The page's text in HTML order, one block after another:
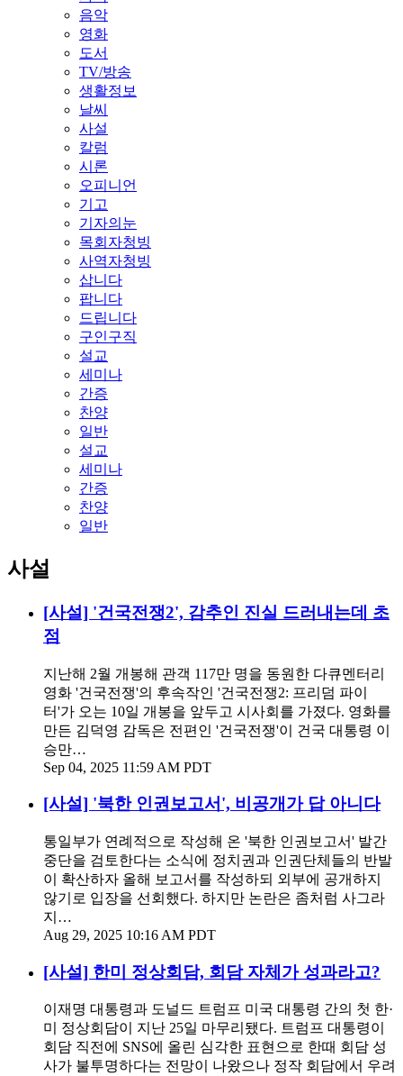
음악
영화
도서
TV/방송
생활정보
날씨
사설
칼럼
시론
오피니언
기고
기자의눈
목회자청빙
사역자청빙
삽니다
팝니다
드립니다
구인구직
설교
세미나
간증
찬양
일반
설교
세미나
간증
찬양
일반
사설
[사설] '건국전쟁2', 감추인 진실 드러내는데 초
점
지난해 2월 개봉해 관객 117만 명을 동원한 다큐멘터리
영화 '건국전쟁'의 후속작인 '건국전쟁2: 프리덤 파이
터'가 오는 10일 개봉을 앞두고 시사회를 가졌다. 영화를
만든 김덕영 감독은 전편인 '건국전쟁'이 건국 대통령 이
승만…
Sep 04, 2025 11:59 AM PDT
[사설] '북한 인권보고서', 비공개가 답 아니다
통일부가 연례적으로 작성해 온 '북한 인권보고서' 발간
중단을 검토한다는 소식에 정치권과 인권단체들의 반발
이 확산하자 올해 보고서를 작성하되 외부에 공개하지
않기로 입장을 선회했다. 하지만 논란은 좀처럼 사그라
지…
Aug 29, 2025 10:16 AM PDT
[사설] 한미 정상회담, 회담 자체가 성과라고?
이재명 대통령과 도널드 트럼프 미국 대통령 간의 첫 한·
미 정상회담이 지난 25일 마무리됐다. 트럼프 대통령이
회담 직전에 SNS에 올린 심각한 표현으로 한때 회담 성
사가 불투명하다는 전망이 나왔으나 정작 회담에서 우려